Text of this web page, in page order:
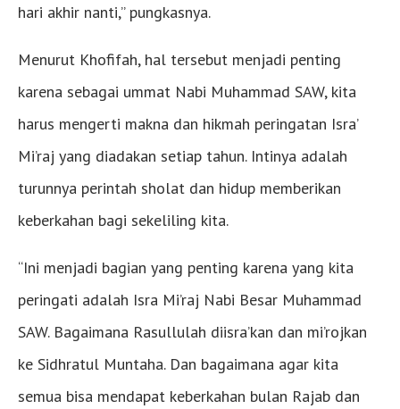
hari akhir nanti,” pungkasnya.
Menurut Khofifah, hal tersebut menjadi penting
karena sebagai ummat Nabi Muhammad SAW, kita
harus mengerti makna dan hikmah peringatan Isra’
Mi’raj yang diadakan setiap tahun. Intinya adalah
turunnya perintah sholat dan hidup memberikan
keberkahan bagi sekeliling kita.
“Ini menjadi bagian yang penting karena yang kita
peringati adalah Isra Mi’raj Nabi Besar Muhammad
SAW. Bagaimana Rasullulah diisra’kan dan mi’rojkan
ke Sidhratul Muntaha. Dan bagaimana agar kita
semua bisa mendapat keberkahan bulan Rajab dan